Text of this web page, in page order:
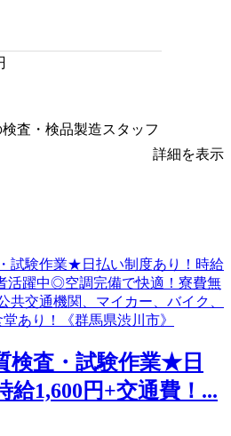
査・検品製造スタッフ
詳細を表示
検査・試験作業★日
給1,600円+交通費！...